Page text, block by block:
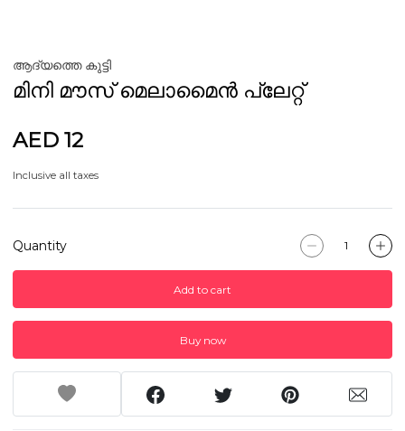
ആദ്യത്തെ കുട്ടി
മിനി മൗസ് മെലാമൈൻ പ്ലേറ്റ്
AED 12
Inclusive all taxes
Quantity
Add to cart
Buy now